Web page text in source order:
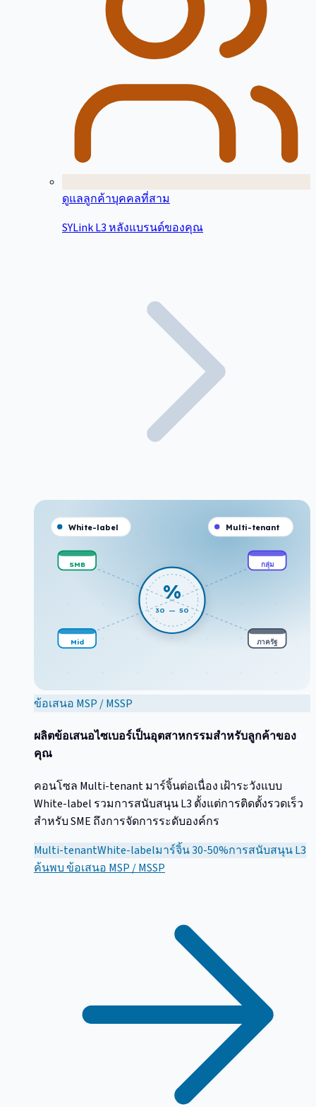
ดูแลลูกค้าบุคคลที่สาม
SYLink L3 หลังแบรนด์ของคุณ
%
30 — 50
SMB
Mid
กลุ่ม
ภาครัฐ
White-label Multi-tenant
ข้อเสนอ MSP / MSSP
ผลิตข้อเสนอไซเบอร์เป็นอุตสาหกรรมสำหรับลูกค้าของ
คุณ
คอนโซล Multi-tenant มาร์จิ้นต่อเนื่อง เฝ้าระวังแบบ
White-label รวมการสนับสนุน L3 ตั้งแต่การติดตั้งรวดเร็ว
สำหรับ SME ถึงการจัดการระดับองค์กร
Multi-tenantWhite-labelมาร์จิ้น 30-50%การสนับสนุน L3
ค้นพบข้อเสนอ MSP / MSSP